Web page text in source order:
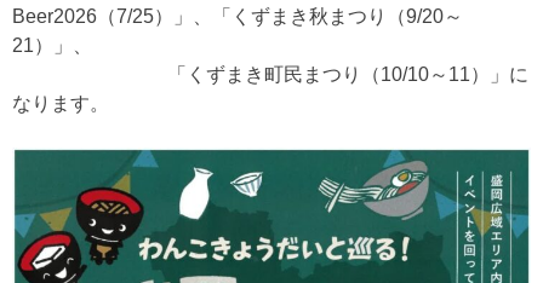
Beer2026（7/25）」、「くずまき秋まつり（9/20～
21）」、
「くずまき町民まつり（10/10～11）」に
なります。